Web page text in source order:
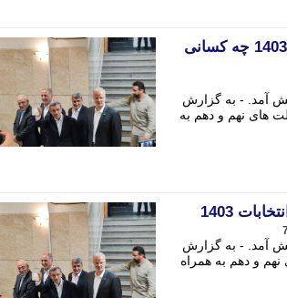
همراهان احمدی نژاد در هنگام ثبت نام در انتخابات 1403 چه کسانی
انتخابات 1403 به همراه یارانش آمد. - به گزارش
های نهم و دهم به
1403
انتخابات 1403 به همراه یارانش آمد. - به گزارش
و دهم به همراه